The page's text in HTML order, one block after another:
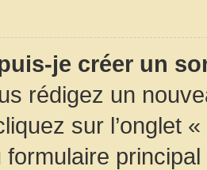
je créer un
rédigez un
sur l’onglet